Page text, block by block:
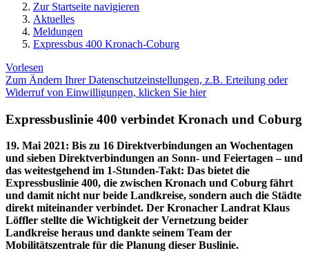
Zur Startseite navigieren
Aktuelles
Meldungen
Expressbus 400 Kronach-Coburg
Vorlesen
Zum Ändern Ihrer Datenschutzeinstellungen, z.B. Erteilung oder
Widerruf von Einwilligungen, klicken Sie hier
Expressbuslinie 400 verbindet Kronach und Coburg
19. Mai 2021: Bis zu 16 Direktverbindungen an Wochentagen
und sieben Direktverbindungen an Sonn- und Feiertagen – und
das weitestgehend im 1-Stunden-Takt: Das bietet die
Expressbuslinie 400, die zwischen Kronach und Coburg fährt
und damit nicht nur beide Landkreise, sondern auch die Städte
direkt miteinander verbindet. Der Kronacher Landrat Klaus
Löffler stellte die Wichtigkeit der Vernetzung beider
Landkreise heraus und dankte seinem Team der
Mobilitätszentrale für die Planung dieser Buslinie.